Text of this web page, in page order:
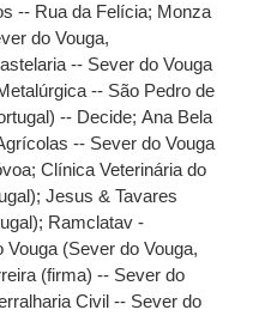
-- Rua da Felícia; Monza
do Vouga,
-- Sever do Vouga
-- São Pedro de
-- Decide;Ana Bela
-- Sever do Vouga
;Clínica Veterinária do
;Jesus & Tavares
; Ramclatav -
(Sever do Vouga,
(firma) -- Sever do
Civil -- Sever do